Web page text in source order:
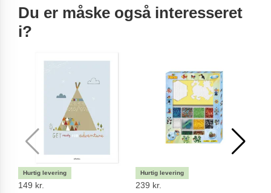
Du er måske også interesseret
i?
149 kr. 239 kr.